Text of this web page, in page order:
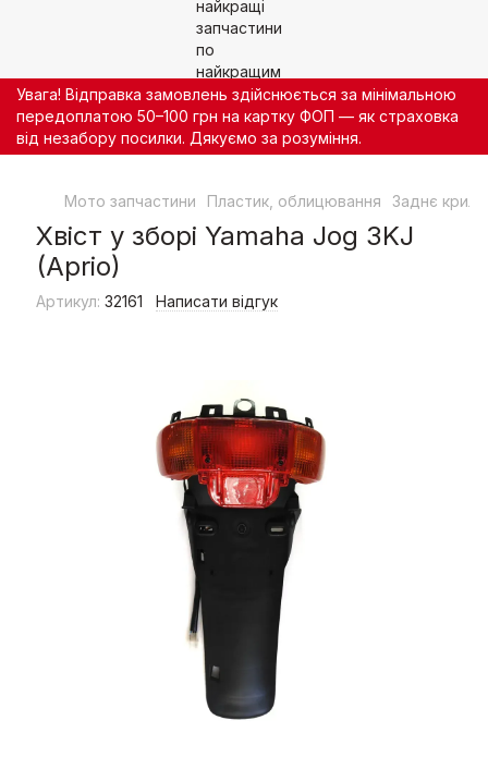
Увага! Відправка замовлень здійснюється за мінімальною
передоплатою 50–100 грн на картку ФОП — як страховка
від незабору посилки. Дякуємо за розуміння.
Мото запчастини Пластик, облицювання Заднє
Хвіст у зборі Yamaha Jog 3KJ
(Aprio)
Артикул: 32161 Написати відгук